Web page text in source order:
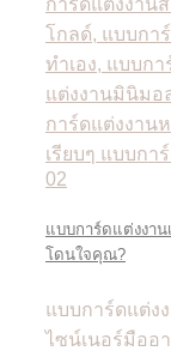
แบบการ์ดแต่งงา
โดนใจคุณ?
แบบการ์ดแต่ง
ไซน์เนอร์มืออ